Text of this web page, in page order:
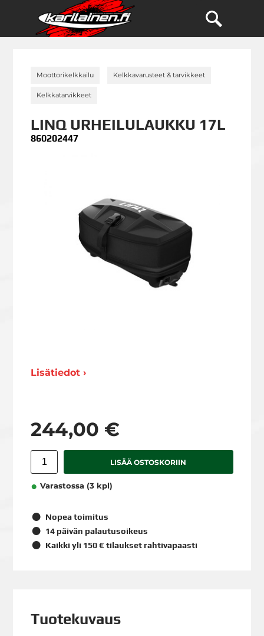
Moottorikelkkailu Kelkkavarusteet & tarvikkeet
Kelkkatarvikkeet
LINQ URHEILULAUKKU 17L
860202447
Lisätiedot ›
244,00 €
LISÄÄ OSTOSKORIIN
Varastossa (3 kpl)
Nopea toimitus
14 päivän palautusoikeus
Kaikki yli 150 € tilaukset rahtivapaasti
Tuotekuvaus